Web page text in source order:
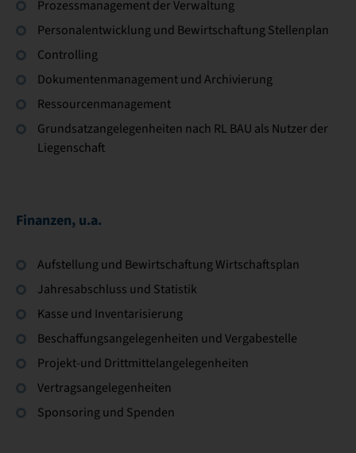
Prozessmanagement der Verwaltung
Personalentwicklung und Bewirtschaftung Stellenplan
Controlling
Dokumentenmanagement und Archivierung
Ressourcenmanagement
Grundsatzangelegenheiten nach RL BAU als Nutzer der
Liegenschaft
Finanzen, u.a.
Aufstellung und Bewirtschaftung Wirtschaftsplan
Jahresabschluss und Statistik
Kasse und Inventarisierung
Beschaffungsangelegenheiten und Vergabestelle
Projekt-und Drittmittelangelegenheiten
Vertragsangelegenheiten
Sponsoring und Spenden